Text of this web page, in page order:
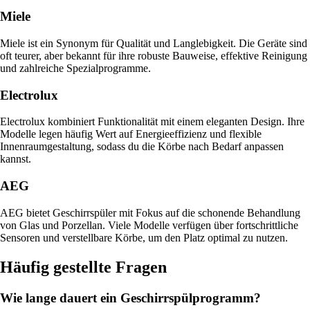
Miele
Miele ist ein Synonym für Qualität und Langlebigkeit. Die Geräte sind
oft teurer, aber bekannt für ihre robuste Bauweise, effektive Reinigung
und zahlreiche Spezialprogramme.
Electrolux
Electrolux kombiniert Funktionalität mit einem eleganten Design. Ihre
Modelle legen häufig Wert auf Energieeffizienz und flexible
Innenraumgestaltung, sodass du die Körbe nach Bedarf anpassen
kannst.
AEG
AEG bietet Geschirrspüler mit Fokus auf die schonende Behandlung
von Glas und Porzellan. Viele Modelle verfügen über fortschrittliche
Sensoren und verstellbare Körbe, um den Platz optimal zu nutzen.
Häufig gestellte Fragen
Wie lange dauert ein Geschirrspülprogramm?